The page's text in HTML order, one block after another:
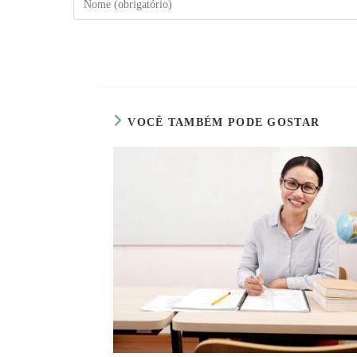
seu
VOCÊ TAMBÉM PODE GOSTAR